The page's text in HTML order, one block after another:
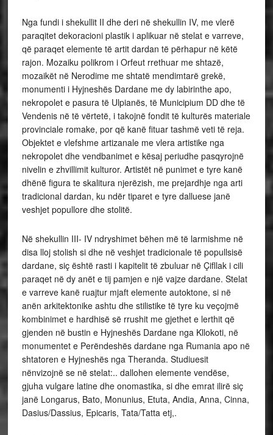
Nga fundi i shekullit II dhe deri në shekullin IV, me vlerë
paraqitet dekoracioni plastik i aplikuar në stelat e varreve,
që paraqet elemente të artit dardan të përhapur në këtë
rajon. Mozaiku polikrom i Orfeut rrethuar me shtazë,
mozaikët në Nerodime me shtatë mendimtarë grekë,
monumenti i Hyjneshës Dardane me dy labirinthe apo,
nekropolet e pasura të Ulpianës, të Municipium DD dhe të
Vendenis në të vërtetë, i takojnë fondit të kulturës materiale
provinciale romake, por që kanë fituar tashmë veti të reja.
Objektet e vlefshme artizanale me vlera artistike nga
nekropolet dhe vendbanimet e kësaj periudhe pasqyrojnë
nivelin e zhvillimit kulturor. Artistët në punimet e tyre kanë
dhënë figura te skalitura njerëzish, me prejardhje nga arti
tradicional dardan, ku ndër tiparet e tyre dalluese janë
veshjet popullore dhe stolitë.
Në shekullin III- IV ndryshimet bëhen më të larmishme në
disa lloj stolish si dhe në veshjet tradicionale të popullsisë
dardane, siç është rasti i kapitelit të zbuluar në Çifllak i cili
paraqet në dy anët e tij pamjen e një vajze dardane. Stelat
e varreve kanë ruajtur mjaft elemente autoktone, si në
anën arkitektonike ashtu dhe stilistike të tyre ku veçojmë
kombinimet e hardhisë së rrushit me gjethet e lerthit që
gjenden në bustin e Hyjneshës Dardane nga Kllokoti, në
monumentet e Perëndeshës dardane nga Rumania apo në
shtatoren e Hyjneshës nga Theranda. Studiuesit
nënvizojnë se në stelat:.. dallohen elemente vendëse,
gjuha vulgare latine dhe onomastika, si dhe emrat ilirë siç
janë Longarus, Bato, Monunius, Etuta, Andia, Anna, Cinna,
Dasius/Dassius, Epicaris, Tata/Tatta etj,.